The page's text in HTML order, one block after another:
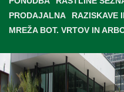
PRODAJALNA
RAZISKAVE
MREŽA BOT. VRTOV IN